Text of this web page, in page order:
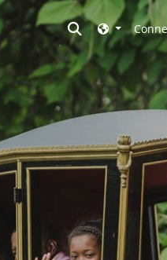
Toggle search